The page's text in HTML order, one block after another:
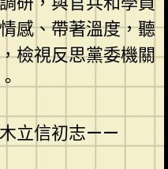
感、帶著溫度，聽
檢視反思黨委機關
立信初志——